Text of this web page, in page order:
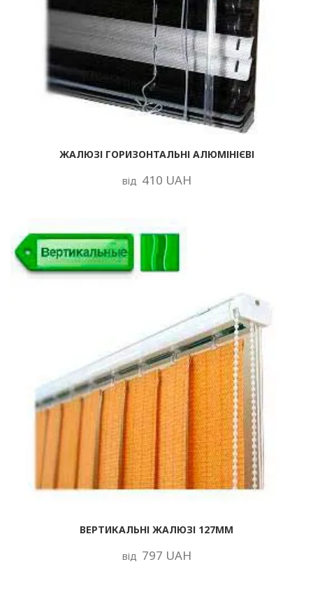
ЖАЛЮЗІ ГОРИЗОНТАЛЬНІ АЛЮМІНІЄВІ
від 410 UAH
ВЕРТИКАЛЬНІ ЖАЛЮЗІ 127ММ
від 797 UAH